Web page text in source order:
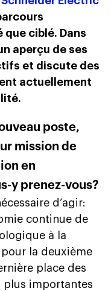
ciblé. Dans
aperçu de ses
et discute des
actuellement
poste,
mission de
en
y prenez-vous?
d’agir:
continue de
à la
la deuxième
place des
plus importantes